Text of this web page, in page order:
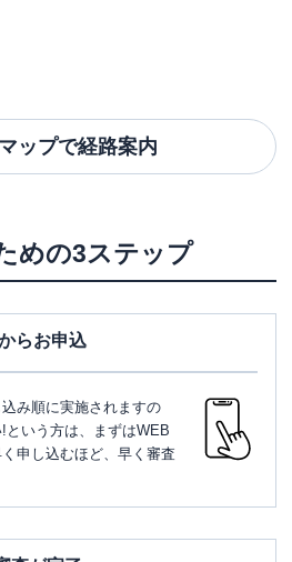
ップで経路案内
めの3ステップ
らお申込
み順に実施されますの
いう方は、まずはWEB
申し込むほど、早く審査